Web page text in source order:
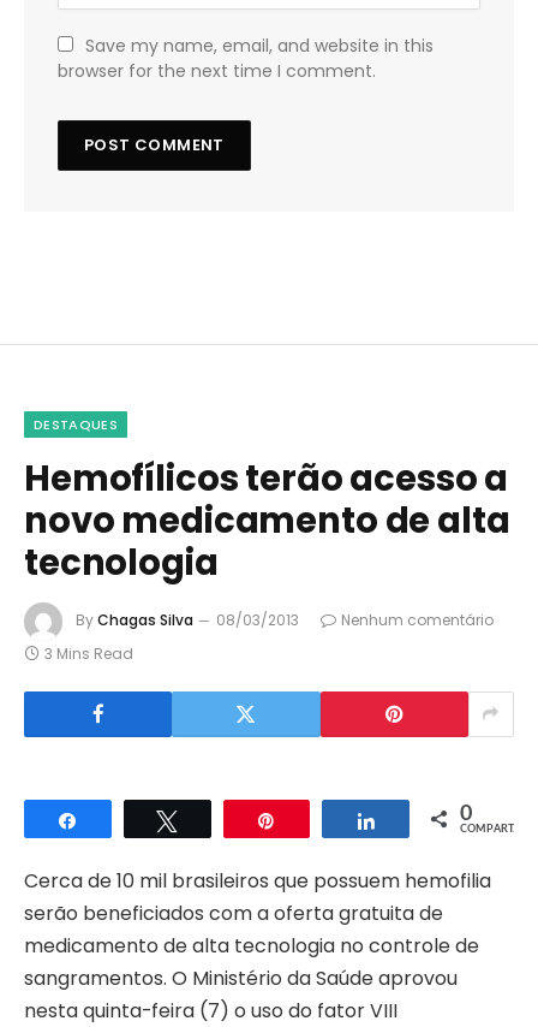
Save my name, email, and website in this
browser for the next time I comment.
DESTAQUES
Hemofílicos terão acesso a
novo medicamento de alta
tecnologia
ByChagas Silva 08/03/2013
Nenhum comentário
3 Mins Read
Compartilhar Compartilhar
0
COMPART.
Cerca de 10 mil brasileiros que possuem hemofilia
serão beneficiados com a oferta gratuita de
medicamento de alta tecnologia no controle de
sangramentos. O Ministério da Saúde aprovou
nesta quinta-feira (7) o uso do fator VIII